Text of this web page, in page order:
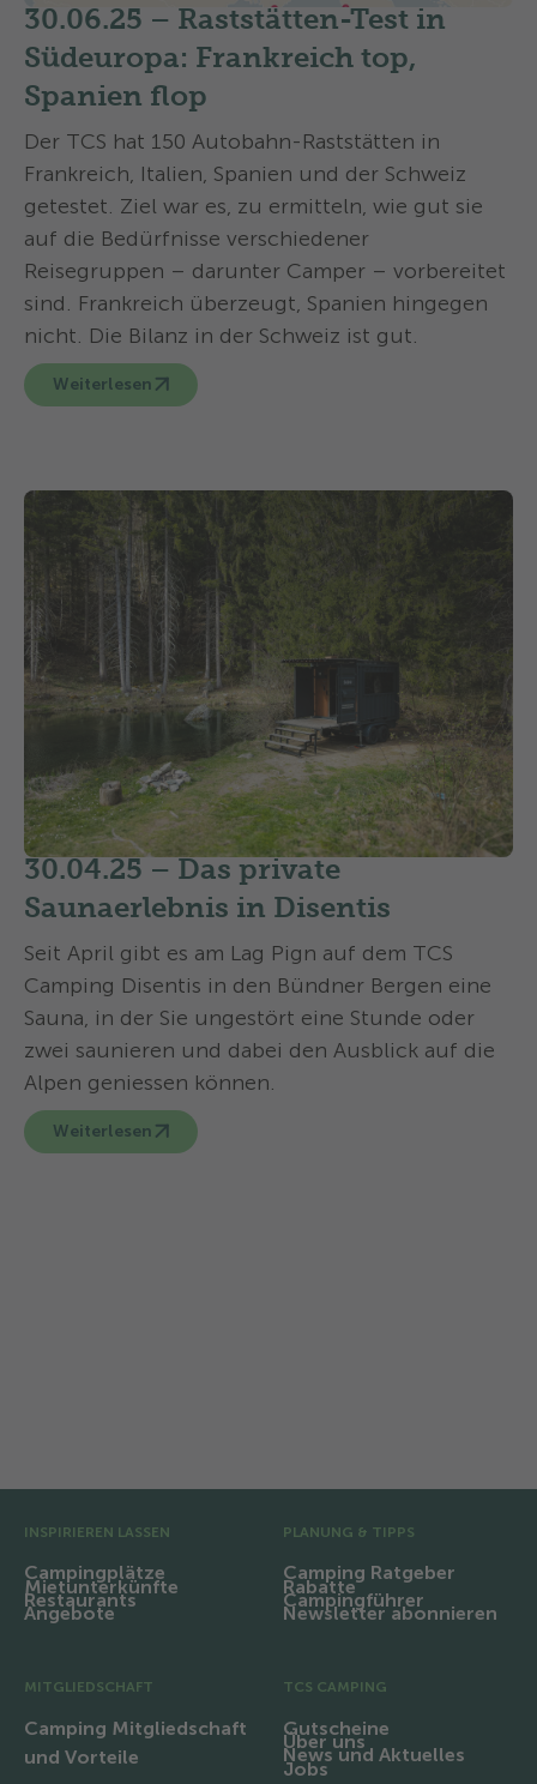
30.06.25 – Raststätten-Test in
Südeuropa: Frankreich top,
Spanien flop
Der TCS hat 150 Autobahn-Raststätten in
Frankreich, Italien, Spanien und der Schweiz
getestet. Ziel war es, zu ermitteln, wie gut sie
auf die Bedürfnisse verschiedener
Reisegruppen – darunter Camper – vorbereitet
sind. Frankreich überzeugt, Spanien hingegen
nicht. Die Bilanz in der Schweiz ist gut.
Weiterlesen
30.04.25 –Das private
Saunaerlebnis in Disentis
Seit April gibt es am Lag Pign auf dem TCS
Camping Disentis in den Bündner Bergen eine
Sauna, in der Sie ungestört eine Stunde oder
zwei saunieren und dabei den Ausblick auf die
Alpen geniessen können.
Weiterlesen
INSPIRIEREN LASSEN
Campingplätze
Mietunterkünfte
Restaurants
Angebote
PLANUNG & TIPPS
Camping Ratgeber
Rabatte
Campingführer
Newsletter abonnieren
MITGLIEDSCHAFT
Camping Mitgliedschaft
und Vorteile
TCS CAMPING
Gutscheine
Über uns
News und Aktuelles
Jobs